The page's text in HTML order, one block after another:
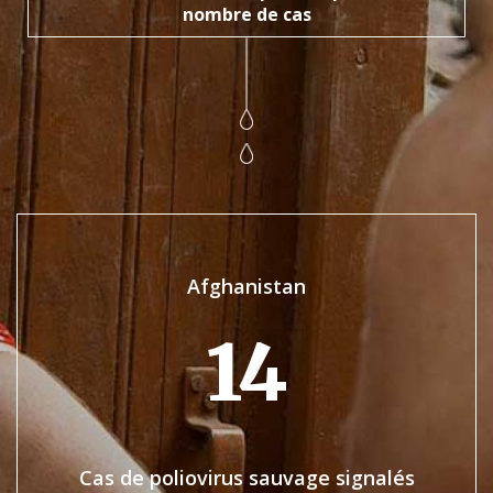
nombre de cas
Afghanistan
14
Cas de poliovirus sauvage signalés